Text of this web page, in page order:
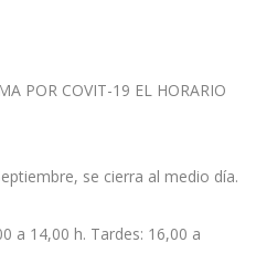
POR COVIT-19 EL HORARIO
se cierra al medio día.
a 14,00 h. Tardes: 16,00 a